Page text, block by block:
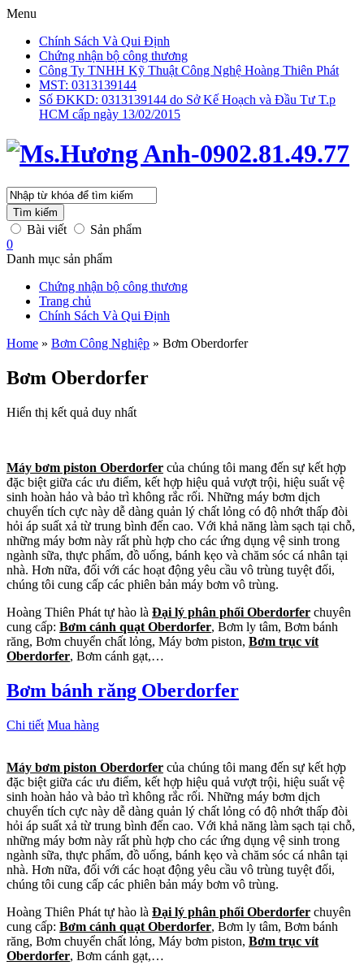
Menu
Chính Sách Và Qui Định
Chứng nhận bộ công thương
Công Ty TNHH Kỹ Thuật Công Nghệ Hoàng Thiên Phát
MST: 0313139144
Số ĐKKD: 0313139144 do Sở Kế Hoạch và Đầu Tư T.p
HCM cấp ngày 13/02/2015
Tìm kiếm
Bài viết
Sản phẩm
0
Danh mục sản phẩm
Chứng nhận bộ công thương
Trang chủ
Chính Sách Và Qui Định
Home » Bơm Công Nghiệp » Bơm Oberdorfer
Bơm Oberdorfer
Hiển thị kết quả duy nhất
Máy bơm piston Oberdorfer của chúng tôi mang đến sự kết hợp
đặc biệt giữa các ưu điểm, kết hợp hiệu quả vượt trội, hiệu suất vệ
sinh hoàn hảo và bảo trì không rắc rối. Những máy bơm dịch
chuyển tích cực này dễ dàng quản lý chất lỏng có độ nhớt thấp đòi
hỏi áp suất xả từ trung bình đến cao. Với khả năng làm sạch tại chỗ,
những máy bơm này rất phù hợp cho các ứng dụng vệ sinh trong
ngành sữa, thực phẩm, đồ uống, bánh kẹo và chăm sóc cá nhân tại
nhà. Hơn nữa, đối với các hoạt động yêu cầu vô trùng tuyệt đối,
chúng tôi cung cấp các phiên bản máy bơm vô trùng.
Hoàng Thiên Phát tự hào là Đại lý phân phối Oberdorfer chuyên
cung cấp: Bơm cánh quạt Oberdorfer, Bơm ly tâm, Bơm bánh
răng, Bơm chuyển chất lỏng, Máy bơm piston, Bơm trục vít
Oberdorfer, Bơm cánh gạt,…
Bơm bánh răng Oberdorfer
Chi tiết Mua hàng
Máy bơm piston Oberdorfer của chúng tôi mang đến sự kết hợp
đặc biệt giữa các ưu điểm, kết hợp hiệu quả vượt trội, hiệu suất vệ
sinh hoàn hảo và bảo trì không rắc rối. Những máy bơm dịch
chuyển tích cực này dễ dàng quản lý chất lỏng có độ nhớt thấp đòi
hỏi áp suất xả từ trung bình đến cao. Với khả năng làm sạch tại chỗ,
những máy bơm này rất phù hợp cho các ứng dụng vệ sinh trong
ngành sữa, thực phẩm, đồ uống, bánh kẹo và chăm sóc cá nhân tại
nhà. Hơn nữa, đối với các hoạt động yêu cầu vô trùng tuyệt đối,
chúng tôi cung cấp các phiên bản máy bơm vô trùng.
Hoàng Thiên Phát tự hào là Đại lý phân phối Oberdorfer chuyên
cung cấp: Bơm cánh quạt Oberdorfer, Bơm ly tâm, Bơm bánh
răng, Bơm chuyển chất lỏng, Máy bơm piston, Bơm trục vít
Oberdorfer, Bơm cánh gạt,…